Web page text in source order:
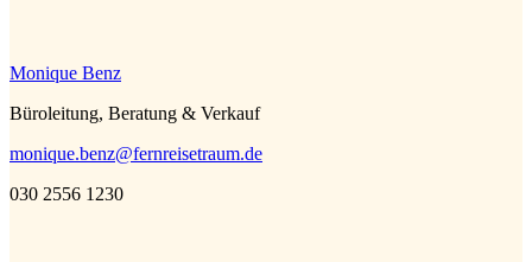
Monique Benz
Büroleitung, Beratung & Verkauf
monique.benz@fernreisetraum.de
030 2556 1230